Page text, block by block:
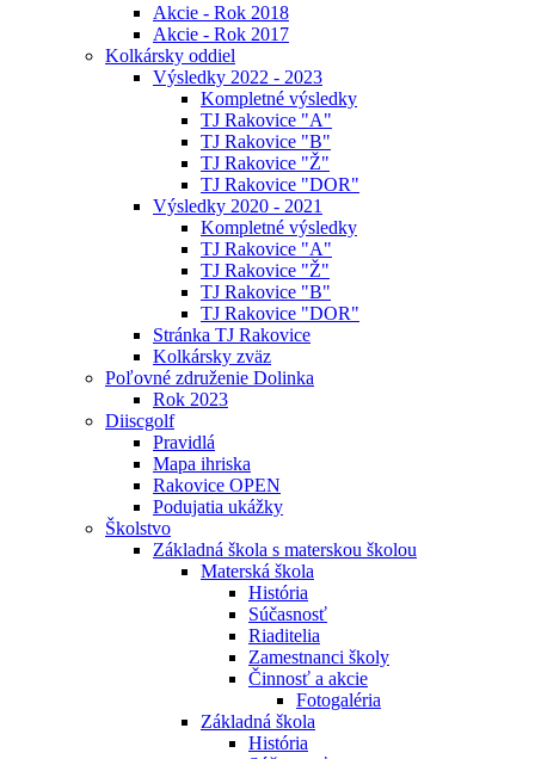
Akcie - Rok 2018
Akcie - Rok 2017
Kolkársky oddiel
Výsledky 2022 - 2023
Kompletné výsledky
TJ Rakovice "A"
TJ Rakovice "B"
TJ Rakovice "Ž"
TJ Rakovice "DOR"
Výsledky 2020 - 2021
Kompletné výsledky
TJ Rakovice "A"
TJ Rakovice "Ž"
TJ Rakovice "B"
TJ Rakovice "DOR"
Stránka TJ Rakovice
Kolkársky zväz
Poľovné združenie Dolinka
Rok 2023
Diiscgolf
Pravidlá
Mapa ihriska
Rakovice OPEN
Podujatia ukážky
Školstvo
Základná škola s materskou školou
Materská škola
História
Súčasnosť
Riaditelia
Zamestnanci školy
Činnosť a akcie
Fotogaléria
Základná škola
História